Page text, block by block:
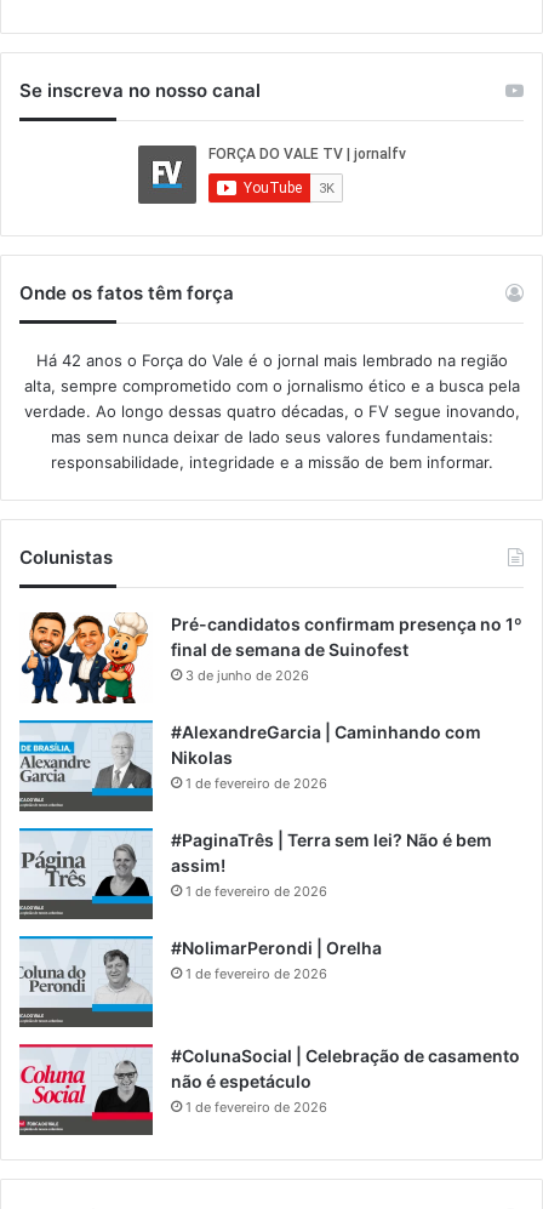
Se inscreva no nosso canal
Onde os fatos têm força
Há 42 anos o Força do Vale é o jornal mais lembrado na região
alta, sempre comprometido com o jornalismo ético e a busca pela
verdade. Ao longo dessas quatro décadas, o FV segue inovando,
mas sem nunca deixar de lado seus valores fundamentais:
responsabilidade, integridade e a missão de bem informar.​
Colunistas
Pré-candidatos confirmam presença no 1º
final de semana de Suinofest
3 de junho de 2026
#AlexandreGarcia | Caminhando com
Nikolas
1 de fevereiro de 2026
#PaginaTrês | Terra sem lei? Não é bem
assim!
1 de fevereiro de 2026
#NolimarPerondi | Orelha
1 de fevereiro de 2026
#ColunaSocial | Celebração de casamento
não é espetáculo
1 de fevereiro de 2026